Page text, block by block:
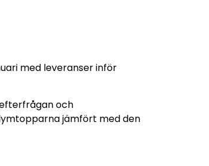
med leveranser inför
och
jämfört med den